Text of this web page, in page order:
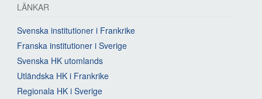
LÄNKAR
Svenska institutioner i Frankrike
Franska institutioner i Sverige
Svenska HK utomlands
Utländska HK i Frankrike
Regionala HK i Sverige